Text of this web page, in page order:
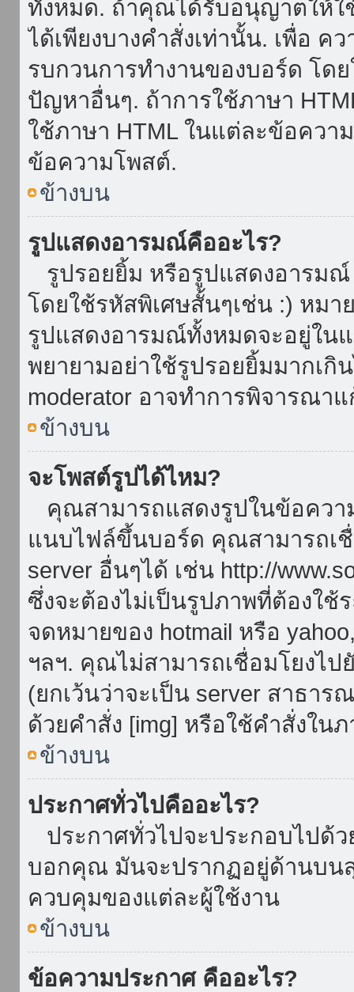
ทั้งหมด. ถ้าคุณได้รับอนุญาตให้ใ
ได้เพียงบางคำสั่งเท่านั้น. เพื่อ
รบกวนการทำงานของบอร์ด โด
ปัญหาอื่นๆ. ถ้าการใช้ภาษา
ใช้ภาษา HTML ในแต่ละข้อคว
ข้อความโพสต์.
ข้างบน
รูปแสดงอารมณ์คืออะไร?
รูปรอยยิ้ม หรือรูปแสดงอารมณ์
โดยใช้รหัสพิเศษสั้นๆเช่น :) หมา
รูปแสดงอารมณ์ทั้งหมดจะอยู่ใ
พยายามอย่าใช้รูปรอยยิ้มมากเกิ
moderator อาจทำการพิจารณา
ข้างบน
จะโพสต์รูปได้ไหม?
คุณสามารถแสดงรูปในข้อคว
แนบไฟล์ขึ้นบอร์ด คุณสามารถเชื่
server อื่นๆได้ เช่น http://
ซึ่งจะต้องไม่เป็นรูปภาพที่ต้องใ
จดหมายของ hotmail หรือ
ฯลฯ. คุณไม่สามารถเชื่อมโยงไ
(ยกเว้นว่าจะเป็น server สาธาร
ด้วยคำสั่ง [img] หรือใช้คำสั่งใ
ข้างบน
ประกาศทั่วไปคืออะไร?
ประกาศทั่วไปจะประกอบไปด้
บอกคุณ มันจะปรากฏอยู่ด้านบน
ควบคุมของแต่ละผู้ใช้งาน
ข้างบน
ข้อความประกาศ คืออะไร?